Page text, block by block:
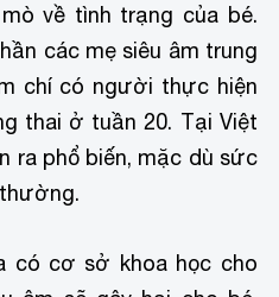
về tình trạng của bé.
các mẹ siêu âm trung
chí có người thực hiện
thai ở tuần 20. Tại Việt
ra phổ biến, mặc dù sức
có cơ sở khoa học cho